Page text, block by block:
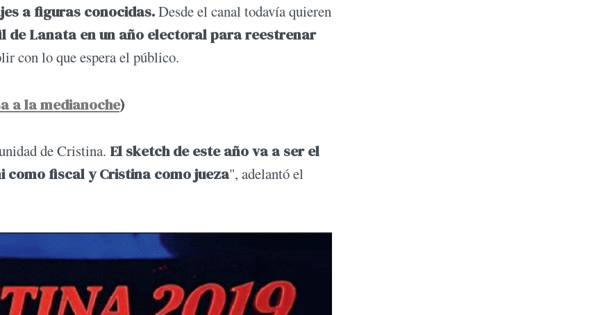
a figuras conocidas.Desde el canal todavía quieren
de Lanata en un año electoral para reestrenar
con lo que espera el público.
a la medianoche)
de Cristina. El sketch de este año va a ser el
como fiscal y Cristina como jueza", adelantó el